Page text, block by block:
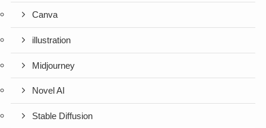
Canva
illustration
Midjourney
Novel AI
Stable Diffusion